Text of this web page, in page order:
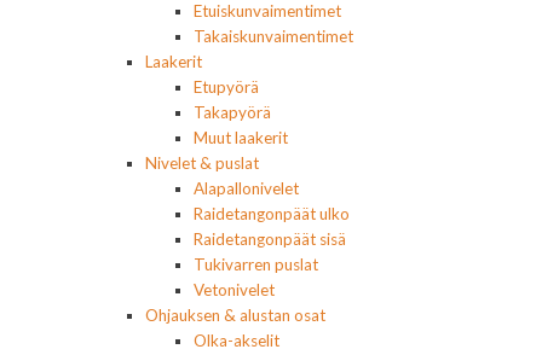
Etuiskunvaimentimet
Takaiskunvaimentimet
Laakerit
Etupyörä
Takapyörä
Muut laakerit
Nivelet & puslat
Alapallonivelet
Raidetangonpäät ulko
Raidetangonpäät sisä
Tukivarren puslat
Vetonivelet
Ohjauksen & alustan osat
Olka-akselit